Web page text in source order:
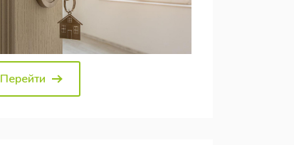
Перейти